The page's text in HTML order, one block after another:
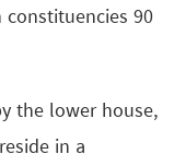
90
the lower house,
in a